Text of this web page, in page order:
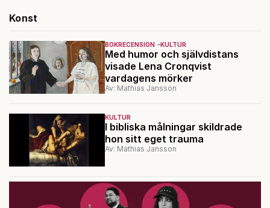
Konst
BOKRECENSION KULTUR
Med humor och självdistans
visade Lena Cronqvist
vardagens mörker
Av: Mathias Jansson
KULTUR
I bibliska målningar skildrade
hon sitt eget trauma
Av: Mathias Jansson